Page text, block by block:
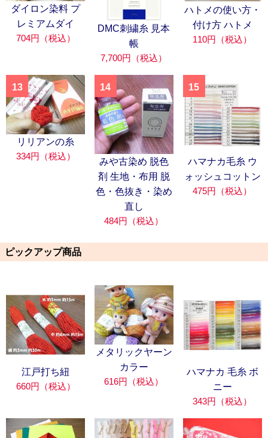
ダイロン染料 プ
レミアムダイ
704円（税込）
DMC刺繍糸 見本
帳
7,700円（税込）
ハトメの使い方・
付け方 ハトメ
110円（税込）
13
リリアンの糸
334円（税込）
14
みや古染め 脱色
剤 生地・布用 脱
色・色抜き・染め
直し
484円（税込）
15
ハマナカ毛糸 ウ
ォッシュコットン
475円（税込）
ピックアップ商品
江戸打ち紐
660円（税込）
メタリックヤーン
カラー
616円（税込）
ハマナカ 毛糸 ボ
ニー
343円（税込）